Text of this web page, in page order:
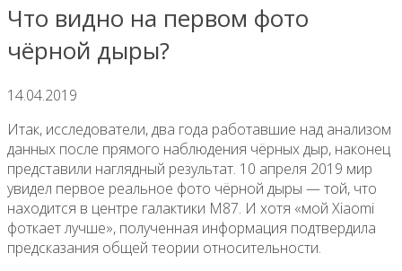
Что видно на первом фото
чёрной дыры?
14.04.2019
Итак, исследователи, два года работавшие над анализом
данных после прямого наблюдения чёрных дыр, наконец
представили наглядный результат. 10 апреля 2019 мир
увидел первое реальное фото чёрной дыры — той, что
находится в центре галактики М87. И хотя «мой Xiaomi
фоткает лучше», полученная информация подтвердила
предсказания общей теории относительности.